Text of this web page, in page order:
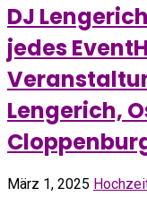
DJ
jedes
Lengerich,
März 1, 2025